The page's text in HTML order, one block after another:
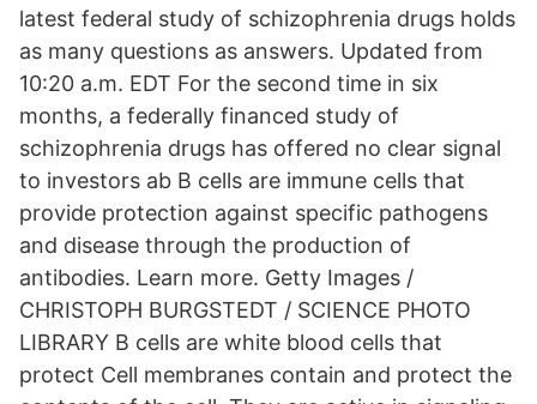
latest federal study of schizophrenia drugs holds
as many questions as answers. Updated from
10:20 a.m. EDT For the second time in six
months, a federally financed study of
schizophrenia drugs has offered no clear signal
to investors ab B cells are immune cells that
provide protection against specific pathogens
and disease through the production of
antibodies. Learn more. Getty Images /
CHRISTOPH BURGSTEDT / SCIENCE PHOTO
LIBRARY B cells are white blood cells that
protect Cell membranes contain and protect the